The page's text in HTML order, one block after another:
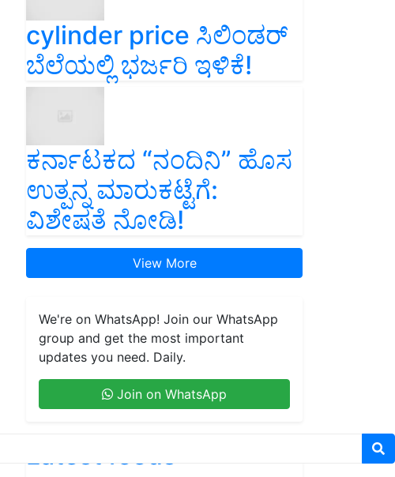
cylinder price ಸಿಲಿಂಡರ್‌
ಬೆಲೆಯಲ್ಲಿ ಭರ್ಜರಿ ಇಳಿಕೆ!
ಕರ್ನಾಟಕದ “ನಂದಿನಿ” ಹೊಸ
ಉತ್ಪನ್ನ ಮಾರುಕಟ್ಟೆಗೆ:
ವಿಶೇಷತೆ ನೋಡಿ!
View More
We're on WhatsApp! Join our WhatsApp
group and get the most important
updates you need. Daily.
Join on WhatsApp
Latest feeds